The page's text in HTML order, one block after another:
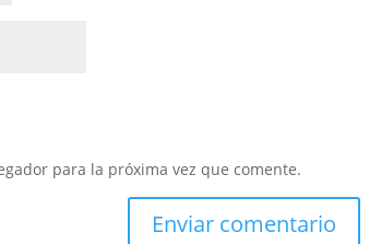
para la próxima vez que comente.